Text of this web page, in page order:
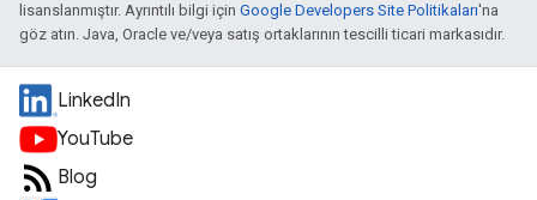
lisanslanmıştır. Ayrıntılı bilgi için Google Developers Site Politikaları'na
göz atın. Java, Oracle ve/veya satış ortaklarının tescilli ticari markasıdır.
LinkedIn
YouTube
Blog